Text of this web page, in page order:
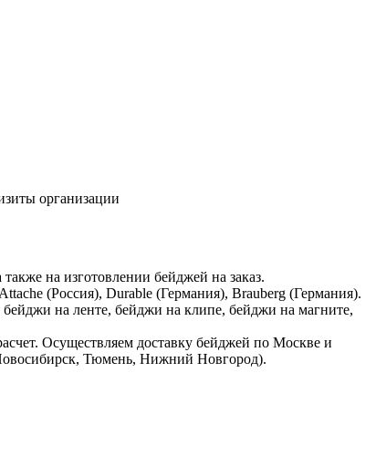
организации
на изготовлении бейджей на заказ.
(Россия), Durable (Германия), Brauberg (Германия).
на ленте, бейджи на клипе, бейджи на магните,
Осуществляем доставку бейджей по Москве и
Тюмень, Нижний Новгород).